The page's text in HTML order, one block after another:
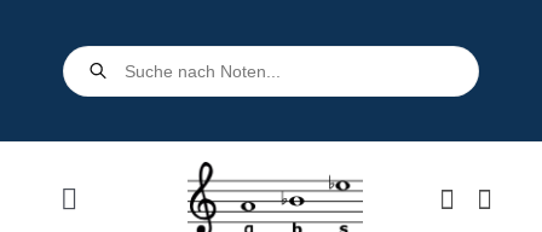
Products
search
Toggle